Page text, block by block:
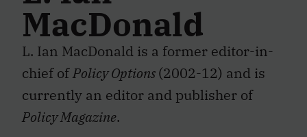
MacDonald
L. Ian MacDonald is a former editor-in-
chief ofPolicy Options(2002-12) and is
currently an editor and publisher of
Policy Magazine.